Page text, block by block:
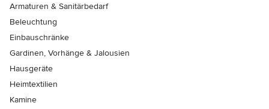
Armaturen & Sanitärbedarf
Beleuchtung
Einbauschränke
Gardinen, Vorhänge & Jalousien
Hausgeräte
Heimtextilien
Kamine